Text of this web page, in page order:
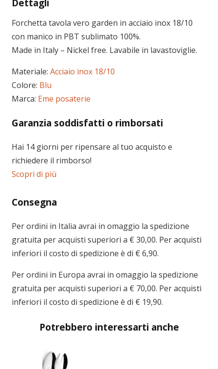
Garanzia soddisfatti o rimborsati
Hai 14 giorni per ripensare al tuo acquisto e
richiedere il rimborso!
Scopri di più
Consegna
Per ordini in Italia avrai in omaggio la spedizione
gratuita per acquisti superiori a € 30,00. Per acquisti
inferiori il costo di spedizione è di € 6,90.
Per ordini in Europa avrai in omaggio la spedizione
gratuita per acquisti superiori a € 70,00. Per acquisti
inferiori il costo di spedizione è di € 19,90.
Dettagli
Forchetta tavola vero garden in acciaio inox 18/10
con manico in PBT sublimato 100%.
Made in Italy – Nickel free. Lavabile in lavastoviglie.
Materiale: Acciaio inox 18/10
Colore: Blu
Marca: Eme posaterie
Potrebbero interessarti anche